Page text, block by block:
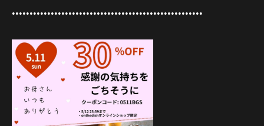
••••••••••••••••••••••••••••••••••••••••••••••••••••••